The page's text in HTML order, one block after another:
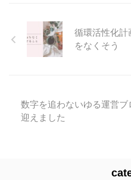
循環活性化計
をなくそう
数字を追わないゆる運営ブ
迎えました